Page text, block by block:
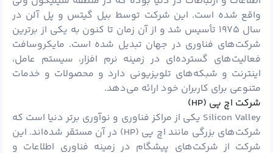
واقع شده است. این شرکت توسط بیل گیتس و پل آلن در
سال ۱۹۷۵ تأسیس شد و از آن زمان تا کنون به یکی از برترین
شرکت‌های فناوری در جهان تبدیل شده است. مایکروسافت
فعالیت‌های گسترده‌ای در زمینه نرم افزار، سیستم عامل،
اینترنت و شبکه‌های تلویزیونی دارد و محصولات و خدمات
متنوعی برای کاربران خود ارائه می‌دهد.
شرکت اچ پی (HP)
Silicon Valley یکی از مراکز فناوری و نوآوری برتر دنیا است که
شرکت‌های بزرگی مانند اچ پی (HP) در آن مستقر شده‌اند. این
شرکت از شرکت‌های پیشگام در زمینه فناوری اطلاعات و